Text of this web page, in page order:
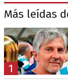
Más leídas
1